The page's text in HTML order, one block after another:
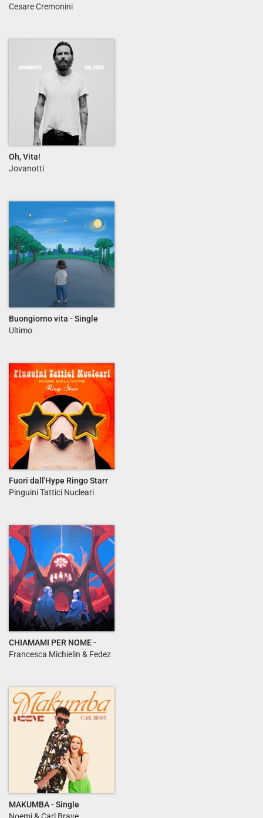
Cesare Cremonini
Oh, Vita!
Jovanotti
Buongiorno vita - Single
Ultimo
Fuori dall'Hype Ringo Starr
Pinguini Tattici Nucleari
CHIAMAMI PER NOME -
Single
Francesca Michielin & Fedez
MAKUMBA - Single